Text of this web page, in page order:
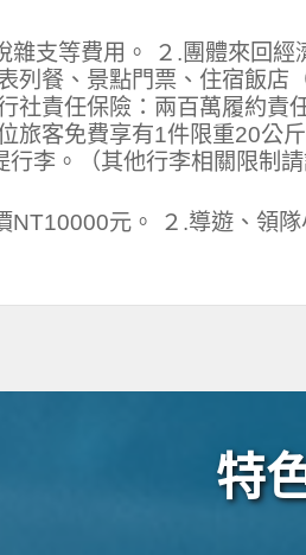
雜支等費用。 ２.團體來回經
列餐、景點門票、住宿飯店
社責任保險：兩百萬履約責
旅客免費享有1件限重20公
李。（其他行李相關限制
NT10000元。 ２.導遊、領
特